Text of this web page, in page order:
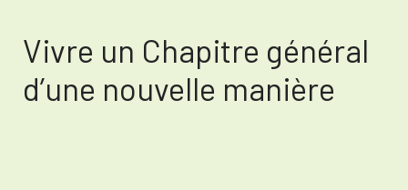
Vivre un Chapitre général
d’une nouvelle manière